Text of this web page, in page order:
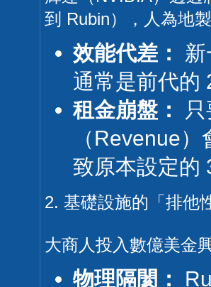
到 Rubin），人為地
效能代差：
通常是前代的
租金崩盤：
（Revenue
致原本設定的
2. 基礎設施的「排他
大商人投入數億美金
物理隔閡：